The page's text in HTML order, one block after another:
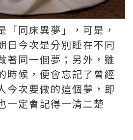
「同床異夢」，可是，
日今次是分別睡在不同
著同一個夢；另外，雖
時候，便會忘記了曾經
今次要做的這個夢，即
一定會記得一清二楚